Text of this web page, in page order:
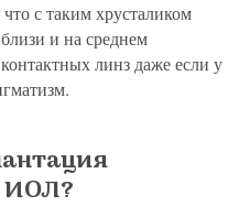
с таким хрусталиком
и на среднем
линз даже если у
ИОЛ?